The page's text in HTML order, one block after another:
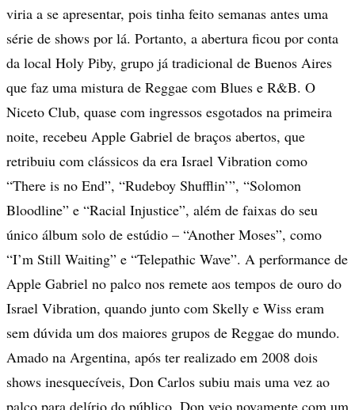
viria a se apresentar, pois tinha feito semanas antes uma
série de shows por lá. Portanto, a abertura ficou por conta
da local Holy Piby, grupo já tradicional de Buenos Aires
que faz uma mistura de Reggae com Blues e R&B. O
Niceto Club, quase com ingressos esgotados na primeira
noite, recebeu Apple Gabriel de braços abertos, que
retribuiu com clássicos da era Israel Vibration como
“There is no End”, “Rudeboy Shufflin’”, “Solomon
Bloodline” e “Racial Injustice”, além de faixas do seu
único álbum solo de estúdio – “Another Moses”, como
“I’m Still Waiting” e “Telepathic Wave”. A performance de
Apple Gabriel no palco nos remete aos tempos de ouro do
Israel Vibration, quando junto com Skelly e Wiss eram
sem dúvida um dos maiores grupos de Reggae do mundo.
Amado na Argentina, após ter realizado em 2008 dois
shows inesquecíveis, Don Carlos subiu mais uma vez ao